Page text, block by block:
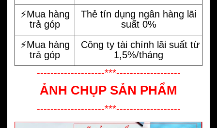
⚡️Mua hàng
trả góp
Thẻ tín dụng ngân hàng lãi
suất 0%
⚡️Mua hàng
trả góp
Công ty tài chính lãi suất từ
1,5%/tháng
--------------------***-------------------
ẢNH CHỤP SẢN PHẨM
--------------------***-------------------